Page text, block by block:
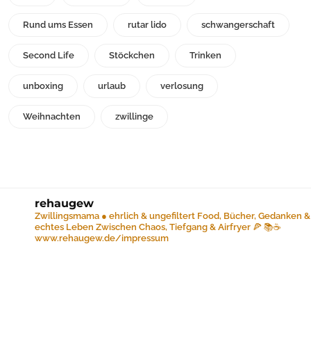
Rund ums Essen rutar lido schwangerschaft
Second Life Stöckchen Trinken
unboxing urlaub verlosung
Weihnachten zwillinge
rehaugew
Zwillingsmama ● ehrlich & ungefiltert Food, Bücher, Gedanken &
echtes Leben Zwischen Chaos, Tiefgang & Airfryer 🍕 📚☕️
www.rehaugew.de/impressum